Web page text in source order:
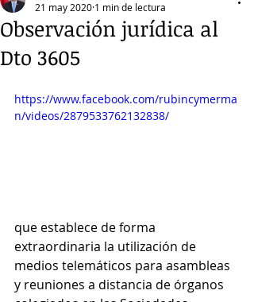
Observación jurídica al
Dto 3605
21 may 2020 1 min de lectura
https://www.facebook.com/rubincymerma
n/videos/2879533762132838/
que establece de forma
extraordinaria la utilización de
medios telemáticos para asambleas
y reuniones a distancia de órganos